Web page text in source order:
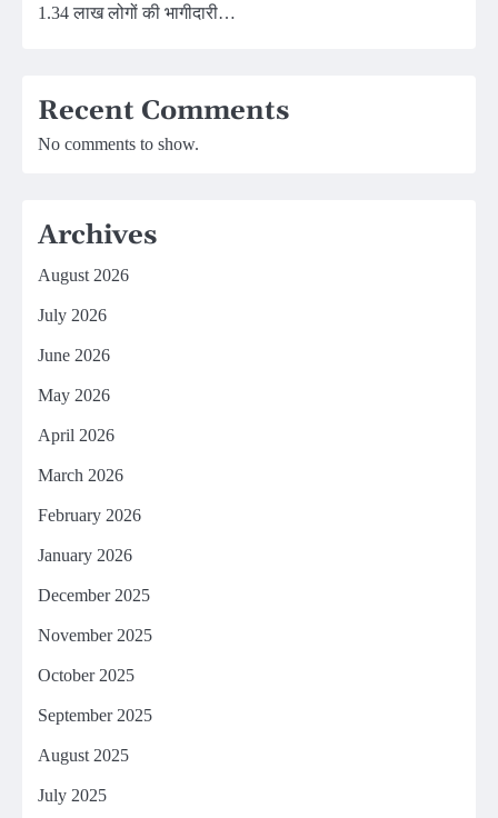
1.34 लाख लोगों की भागीदारी…
Recent Comments
No comments to show.
Archives
August 2026
July 2026
June 2026
May 2026
April 2026
March 2026
February 2026
January 2026
December 2025
November 2025
October 2025
September 2025
August 2025
July 2025